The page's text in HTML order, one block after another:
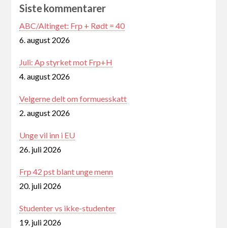
Siste kommentarer
ABC/Altinget: Frp + Rødt = 40
6. august 2026
Juli: Ap styrket mot Frp+H
4. august 2026
Velgerne delt om formuesskatt
2. august 2026
Unge vil inn i EU
26. juli 2026
Frp 42 pst blant unge menn
20. juli 2026
Studenter vs ikke-studenter
19. juli 2026